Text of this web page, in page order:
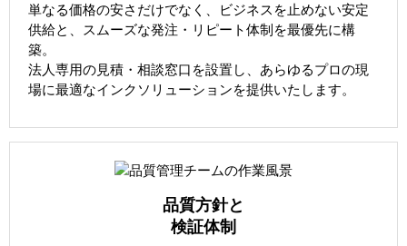
単なる価格の安さだけでなく、ビジネスを止めない安定
供給と、スムーズな発注・リピート体制を最優先に構
築。
法人専用の見積・相談窓口を設置し、あらゆるプロの現
場に最適なインクソリューションを提供いたします。
品質方針と
検証体制